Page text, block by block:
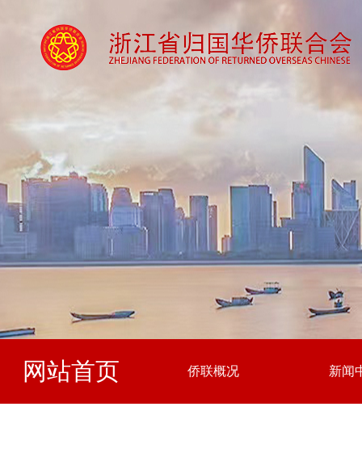
网站首页 侨联概况 新闻